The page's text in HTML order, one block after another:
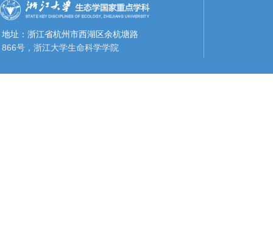
地址：浙江省杭州市西湖区余杭塘路
866号，浙江大学生命科学学院